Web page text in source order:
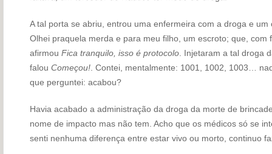
A tal porta se abriu, entrou uma enfermeira com a droga e
Olhei praquela merda e para meu filho, um escroto; que,
afirmou Fica tranquilo, isso é protocolo. Injetaram a tal droga
falou Começou!. Contei, mentalmente: 1001, 1002, 1003…
que perguntei: acabou?
Havia acabado a administração da droga da morte de
nome de impacto mas não tem. Acho que os médicos só se
senti nenhuma diferença entre estar vivo ou morto, continuo